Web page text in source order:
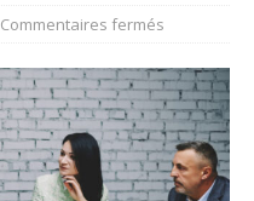
Commentaires fermés